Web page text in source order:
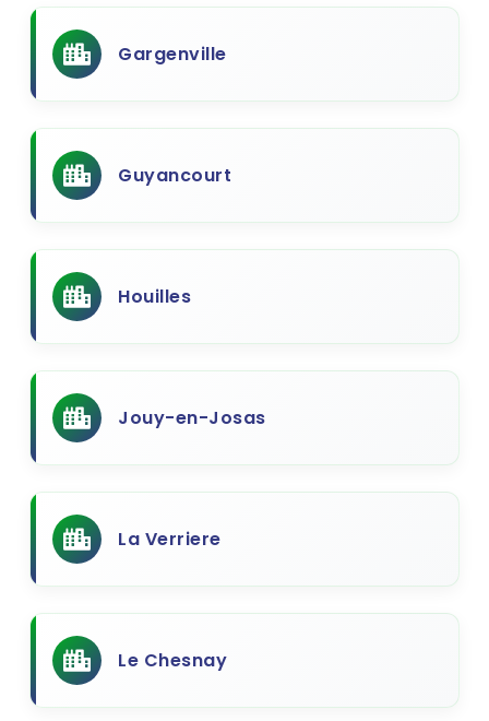
Gargenville
Guyancourt
Houilles
Jouy-en-Josas
La Verriere
Le Chesnay